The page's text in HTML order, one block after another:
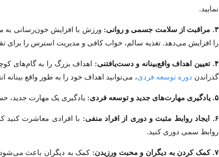
نمایید.
۳. مراقبت از سلامت جسمی و روانی:
ورزش با افزایش خون‌رسانی به
را افزایش می‌دهد. تغذیه سالم، خواب کافی و مدیریت استرس را
۴. تعیین اهداف واقع‌بینانه و دست‌یافتنی:
اهداف بزرگ را به گام‌های
گذراندن دوره توسعه فردی، می‌توانید اهداف خود را به طور واقع بینانه
۵. یادگیری مهارت‌های جدید و توسعه فردی: یادگیری یک مهارت
۶. ایجاد روابط مثبت و دوری از افراد منفی:
با افرادی معاشرت
روابط سمی دوری کنید.
۷. کمک کردن به دیگران و محبت ورزیدن:
کمک به دیگران باعث می‌شود